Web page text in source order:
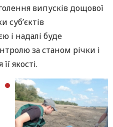
випусків дощової
суб’єктів
і надалі буде
за станом річки і
якості.